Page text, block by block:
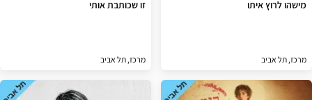
מישהו לרוץ איתו
מרכז, תל אביב
זו שכותבת אותי
מרכז, תל אביב